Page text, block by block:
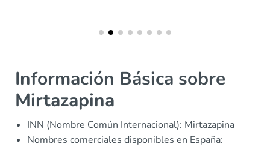
Información Básica sobre
Mirtazapina
INN (Nombre Común Internacional): Mirtazapina
Nombres comerciales disponibles en España: